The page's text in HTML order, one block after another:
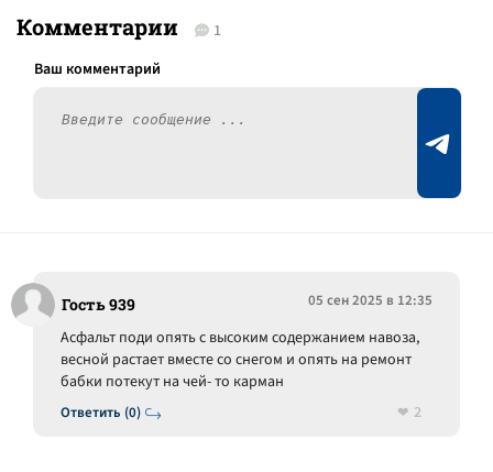
Комментарии 1
Гость 939 05 сен 2025 в 12:35
Ответить (0)
Асфальт поди опять с высоким содержанием навоза,
весной растает вместе со снегом и опять на ремонт
бабки потекут на чей- то карман
2